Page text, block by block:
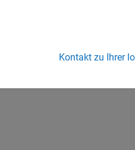
Kontakt zu Ihrer